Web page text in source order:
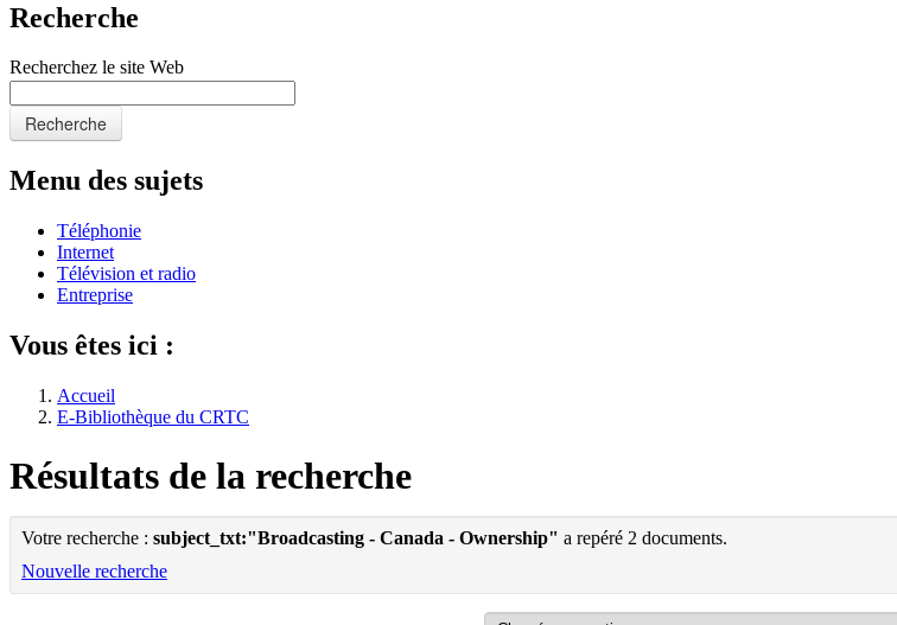
Recherche
Recherchez le site Web
Recherche
Menu des sujets
Téléphonie
Internet
Télévision et radio
Entreprise
Vous êtes ici :
Accueil
E-Bibliothèque du CRTC
Résultats de la recherche
Votre recherche : subject_txt:"Broadcasting - Canada - Ownership" a repéré 2 documents.
Nouvelle recherche